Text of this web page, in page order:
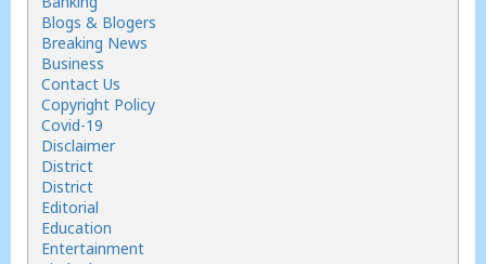
Blogs & Blogers
Breaking News
Business
Contact Us
Copyright Policy
Covid-19
Disclaimer
District
District
Editorial
Education
Entertainment